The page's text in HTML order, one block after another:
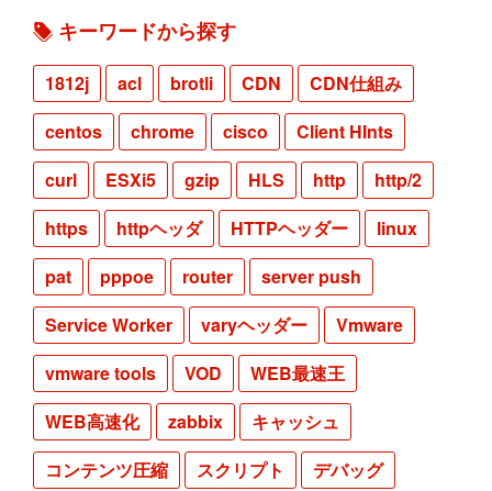
キーワードから探す
1812j acl brotli CDN
CDN仕組み
centos
chrome cisco
Client HInts
curl
ESXi5 gzip HLS http
http/2
https
httpヘッダ HTTPヘッダー
linux
pat
pppoe router
server push
Service Worker
varyヘッダー
Vmware
vmware tools
VOD
WEB最速王
WEB高速化
zabbix
キャッシュ
コンテンツ圧縮
スクリプト
デバッグ